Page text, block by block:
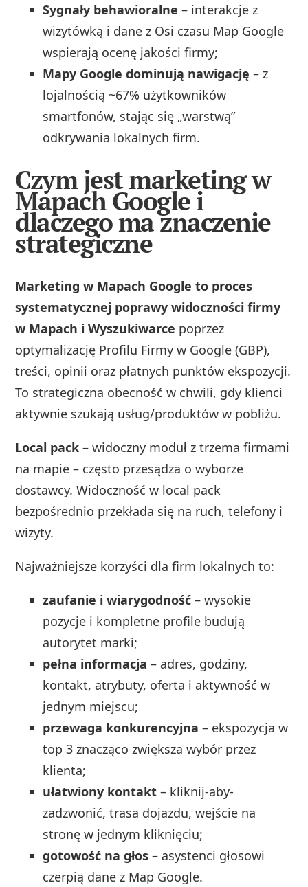
Sygnały behawioralne – interakcje z
wizytówką i dane z Osi czasu Map Google
wspierają ocenę jakości firmy;
Mapy Google dominują nawigację – z
lojalnością ~67% użytkowników
smartfonów, stając się „warstwą”
odkrywania lokalnych firm.
Czym jest marketing w
Mapach Google i
dlaczego ma znaczenie
strategiczne
Marketing w Mapach Google to proces
systematycznej poprawy widoczności firmy
w Mapach i Wyszukiwarce poprzez
optymalizację Profilu Firmy w Google (GBP),
treści, opinii oraz płatnych punktów ekspozycji.
To strategiczna obecność w chwili, gdy klienci
aktywnie szukają usług/produktów w pobliżu.
Local pack – widoczny moduł z trzema firmami
na mapie – często przesądza o wyborze
dostawcy. Widoczność w local pack
bezpośrednio przekłada się na ruch, telefony i
wizyty.
Najważniejsze korzyści dla firm lokalnych to:
zaufanie i wiarygodność – wysokie
pozycje i kompletne profile budują
autorytet marki;
pełna informacja – adres, godziny,
kontakt, atrybuty, oferta i aktywność w
jednym miejscu;
przewaga konkurencyjna – ekspozycja w
top 3 znacząco zwiększa wybór przez
klienta;
ułatwiony kontakt – kliknij-aby-
zadzwonić, trasa dojazdu, wejście na
stronę w jednym kliknięciu;
gotowość na głos – asystenci głosowi
czerpią dane z Map Google.